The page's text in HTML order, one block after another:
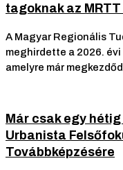
tagoknak az
A Magyar Regionális
meghirdette a 2026.
amelyre már
Már csak egy
Urbanista
Továbbképzésére